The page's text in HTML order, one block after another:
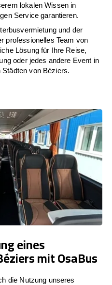
lokalen Wissen in
Service garantieren.
und der
professionelles Team von
Lösung für Ihre Reise,
oder jedes andere Event in
von Béziers.
eines
mit OsaBus
die Nutzung unseres